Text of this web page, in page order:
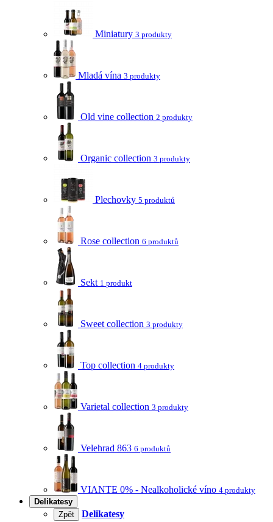
Miniatury 3 produkty
Mladá vína 3 produkty
Old vine collection 2 produkty
Organic collection 3 produkty
Plechovky 5 produktů
Rose collection 6 produktů
Sekt 1 produkt
Sweet collection 3 produkty
Top collection 4 produkty
Varietal collection 3 produkty
Velehrad 863 6 produktů
VIANTE 0% - Nealkoholické víno 4 produkty
Delikatesy
Zpět
Delikatesy